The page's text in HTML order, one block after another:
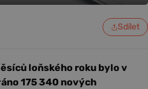
Sdílet
loňského roku bylo v
175 340 nových